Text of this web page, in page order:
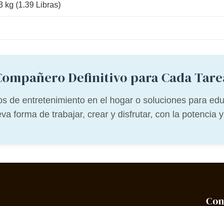
kg (1.39 Libras)
Definitivo para Cada
de entretenimiento en el hogar o soluciones para
forma de trabajar, crear y disfrutar, con la potencia